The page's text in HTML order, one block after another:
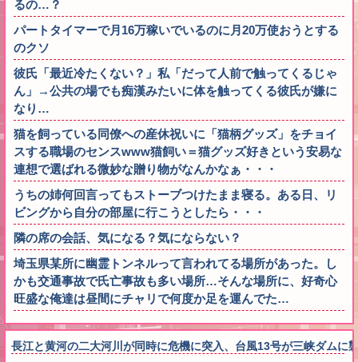
るの…？
パートタイマーで月16万稼いでいるのに月20万使おうとする
のクソ
彼氏「最近冷たくない？」私「だって人前で触ってくるじゃ
ん」→公共の場でも痴漢みたいに体を触ってくる彼氏が嫌に
なり…
猫を飼っている同僚への産休祝いに「猫柄グッズ」をチョイ
スする職場のセンスwww猫飼い＝猫グッズ好きという安易な
連想で選ばれる微妙な贈り物がなんかなぁ・・・
うちの姉何回言ってもストーブつけたまま寝る。ある日、リ
ビングから自分の部屋に行こうとしたら・・・
隣の席の会話、気になる？気にならない？
埼玉県某所に幽霊トンネルって言われてる場所があった。し
かも交通事故で氏亡事故も多い場所…そんな場所に、好奇心
旺盛な俺達は昼間にチャリで何度か足を運んでた…
長江と黄河の二大河川が同時に危機に突入、台風13号が三峡ダム